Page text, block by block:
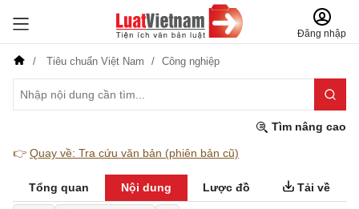
Đăng nhập
Tiêu chuẩn Việt Nam Công nghiệp
Tìm nâng cao
👉 Quay về: Tra cứu văn bản (phiên bản cũ)
Tổng quan Nội dung Lược đồ Tải về